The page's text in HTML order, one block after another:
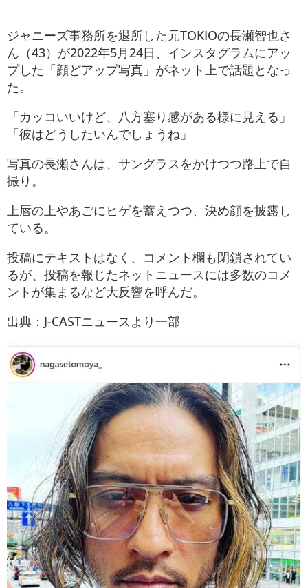
ジャニーズ事務所を退所した元TOKIOの長瀬智也さ
ん（43）が2022年5月24日、インスタグラムにアッ
プした「顔どアップ写真」がネット上で話題となっ
た。
「カッコいいけど、八方塞り感がある様に見える」
「彼はどうしたいんでしょうね」
写真の長瀬さんは、サングラスをかけつつ路上で自
撮り。
上唇の上やあごにヒゲを蓄えつつ、決め顔を披露し
ている。
投稿にテキストはなく、コメント欄も閉鎖されてい
るが、投稿を報じたネットニュースには多数のコメ
ントが集まるなど大反響を呼んだ。
出典： J-CASTニュースより一部